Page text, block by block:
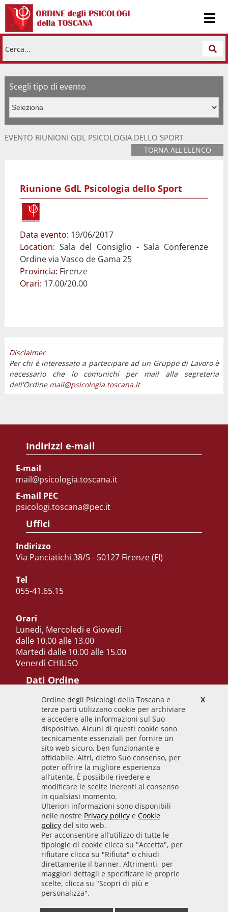
Cerca...
Scegli tipo di evento
EVENTO RIUNIONI GDL PSICOLOGIA DELLO SPORT
TORNA ALL'ELENCO
Riunione GdL Psicologia dello Sport
Data evento: 19/06/2017
Location:Sala del Consiglio - Sala Conferenze
Ordine via Vasco de Gama 25
Provincia: Firenze
Orari: 17.00/20.00
Disclaimer
Per chi è interessato a partecipare ad un Gruppo di Lavoro è
necessario che lo comunichi per mail alla segreteria
dell'Ordine mail@psicologia.toscana.it
Indirizzi e-mail
E-mail
mail@psicologia.toscana.it
E-mail PEC
psicologi.toscana@pec.it
Uffici
Indirizzo
Via Panciatichi 38/5 - 50127 Firenze (FI)
Tel
055-41.65.15
Orari
Lunedi, Mercoledi e Giovedì
dalle 10.00 alle 13.00
Martedi dalle 10.00 alle 15.00
Venerdì CHIUSO
Dati Ordine
Codice Fiscale
92009700458
Codice IPA
odpt_to
Linee guida
Sito realizzato seguendo le linee guida di sviluppo
per i servizi web delle PA pubblicate da AGID in
collaborazione con il TEAM PER LA
TRASFORMAZIONE DIGITALE.
• Informativa cookie • Informativa privacy
• Amministrazione trasparente • Whistleblowing
X
Ordine degli Psicologi della Toscana e
terze parti utilizzano cookie per archiviare
e accedere alle informazioni sul Suo
dispositivo. Alcuni di questi cookie sono
tecnicamente essenziali per fornire un
sito web sicuro, ben funzionante e
affidabile. Altri, dietro Suo consenso, per
poter offrire la migliore esperienza
all’utente. È possibile rivedere e
modificare le scelte inerenti al consenso
in qualsiasi momento.
Ulteriori informazioni sono disponibili
nelle nostre Privacy policye Cookie
policydel sito web.
Per acconsentire all’utilizzo di tutte le
tipologie di cookie clicca su "Accetta", per
rifiutare clicca su "Rifiuta" o chiudi
direttamente il banner. Altrimenti, per
maggiori dettagli e specificare le proprie
scelte, clicca su "Scopri di più e
personalizza".